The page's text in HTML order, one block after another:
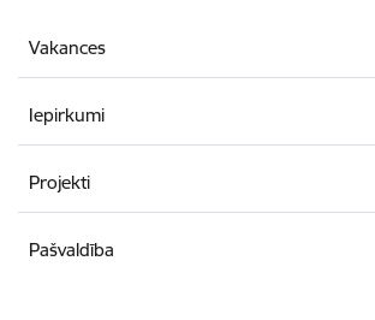
Vakances
Iepirkumi
Projekti
Pašvaldība